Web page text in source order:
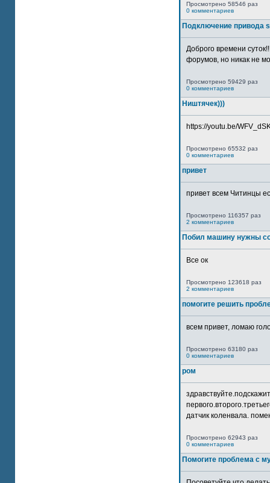
Просмотрено 58546 раз
0 комментариев
Подключение привода
Доброго времени
форумов, но никак не
Просмотрено 59429 раз
0 комментариев
Ништячек)))
https://youtu.be/
Просмотрено 65532 раз
0 комментариев
привет
привет всем Читинцы
Просмотрено 116357 раз
2 комментариев
Побил машину нужны
Все ок
Просмотрено 123618 раз
2 комментариев
помогите решить
всем привет, ломаю
Просмотрено 63180 раз
0 комментариев
ром
датчик коленвала.
Просмотрено 62943 раз
0 комментариев
Помогите проблема с